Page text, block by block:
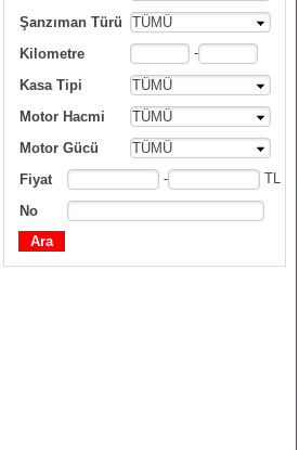
Şanzıman Türü
TÜMÜ
Kilometre
-
Kasa Tipi
TÜMÜ
Motor Hacmi
TÜMÜ
Motor Gücü
TÜMÜ
Fiyat
- TL
No